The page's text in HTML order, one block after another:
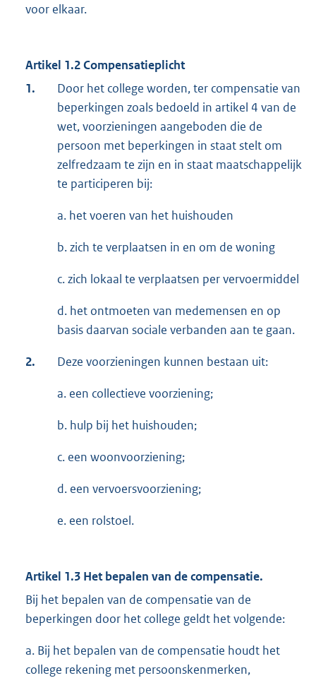
voor elkaar.
Artikel 1.2 Compensatieplicht
1.
Door het college worden, ter compensatie van
beperkingen zoals bedoeld in artikel 4 van de
wet, voorzieningen aangeboden die de
persoon met beperkingen in staat stelt om
zelfredzaam te zijn en in staat maatschappelijk
te participeren bij:
a. het voeren van het huishouden
b. zich te verplaatsen in en om de woning
c. zich lokaal te verplaatsen per vervoermiddel
d. het ontmoeten van medemensen en op
basis daarvan sociale verbanden aan te gaan.
2. Deze voorzieningen kunnen bestaan uit:
a. een collectieve voorziening;
b. hulp bij het huishouden;
c. een woonvoorziening;
d. een vervoersvoorziening;
e. een rolstoel.
Artikel 1.3 Het bepalen van de compensatie.
Bij het bepalen van de compensatie van de
beperkingen door het college geldt het volgende:
a. Bij het bepalen van de compensatie houdt het
college rekening met persoonskenmerken,